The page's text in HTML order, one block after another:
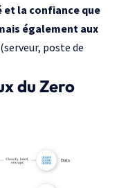
la confiance que
également aux
poste de
du Zero